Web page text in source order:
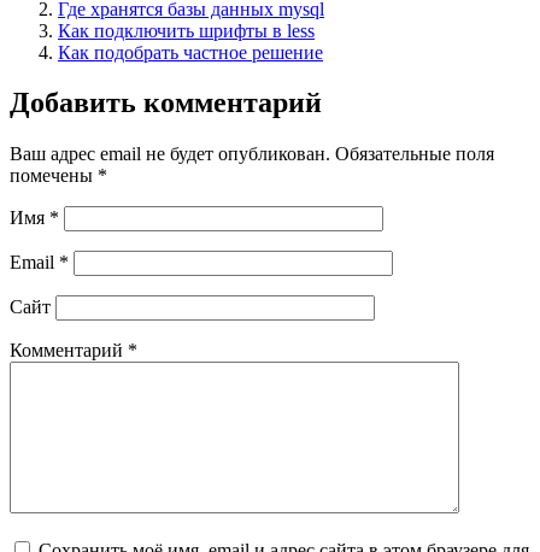
Где хранятся базы данных mysql
Как подключить шрифты в less
Как подобрать частное решение
Добавить комментарий
Ваш адрес email не будет опубликован. Обязательные поля
помечены *
Имя *
Email *
Сайт
Комментарий *